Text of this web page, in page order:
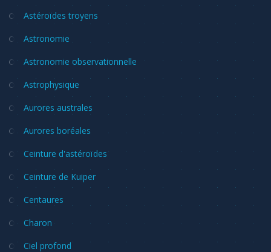
Astéroïdes troyens
Astronomie
Astronomie observationnelle
Astrophysique
Aurores australes
Aurores boréales
Ceinture d'astéroïdes
Ceinture de Kuiper
Centaures
Charon
Ciel profond